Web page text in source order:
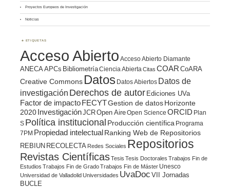
Proyectos Europeos de Investigación
Noticias
ETIQUETAS
Acceso Abierto Acceso Abierto Diamante
ANECA APCs BibliometríaCiencia Abierta Citas COAR CoARA
Creative Commons Datos Datos Abiertos Datos de
investigación Derechos de autor Ediciones UVa
Factor de impacto FECYTGestion de datosHorizonte
2020 InvestigaciónJCROpen AireOpen Science ORCID Plan
S Política institucional Producción científica Programa
7PM Propiedad intelectualRanking Web de Repositorios
REBIUN RECOLECTA Redes Sociales Repositorios
Revistas CientíficasTesis Tesis Doctorales Trabajos Fin de
Estudios Trabajos Fin de GradoTrabajos Fin de Máster Unesco
Universidad de ValladolidUniversidades UvaDoc VII Jornadas
BUCLE